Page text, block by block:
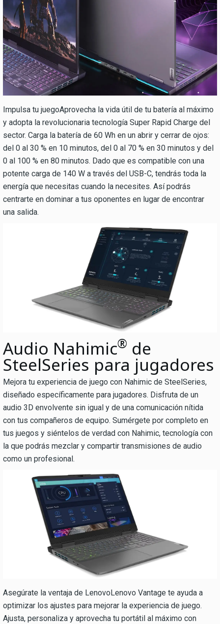
Impulsa tu juegoAprovecha la vida útil de tu batería al máximo
y adopta la revolucionaria tecnología Super Rapid Charge del
sector. Carga la batería de 60 Wh en un abrir y cerrar de ojos:
del 0 al 30 % en 10 minutos, del 0 al 70 % en 30 minutos y del
0 al 100 % en 80 minutos. Dado que es compatible con una
potente carga de 140 W a través del USB-C, tendrás toda la
energía que necesitas cuando la necesites. Así podrás
centrarte en dominar a tus oponentes en lugar de encontrar
una salida.
Audio Nahimic® de
SteelSeries para jugadores
Mejora tu experiencia de juego con Nahimic de SteelSeries,
diseñado específicamente para jugadores. Disfruta de un
audio 3D envolvente sin igual y de una comunicación nítida
con tus compañeros de equipo. Sumérgete por completo en
tus juegos y siéntelos de verdad con Nahimic, tecnología con
la que podrás mezclar y compartir transmisiones de audio
como un profesional.
Asegúrate la ventaja de LenovoLenovo Vantage te ayuda a
optimizar los ajustes para mejorar la experiencia de juego.
Ajusta, personaliza y aprovecha tu portátil al máximo con